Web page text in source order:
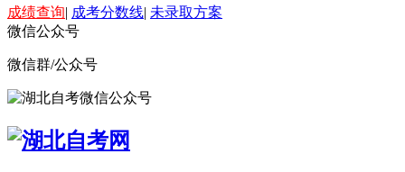
成绩查询| 成考分数线| 未录取方案
微信公众号
微信群/公众号